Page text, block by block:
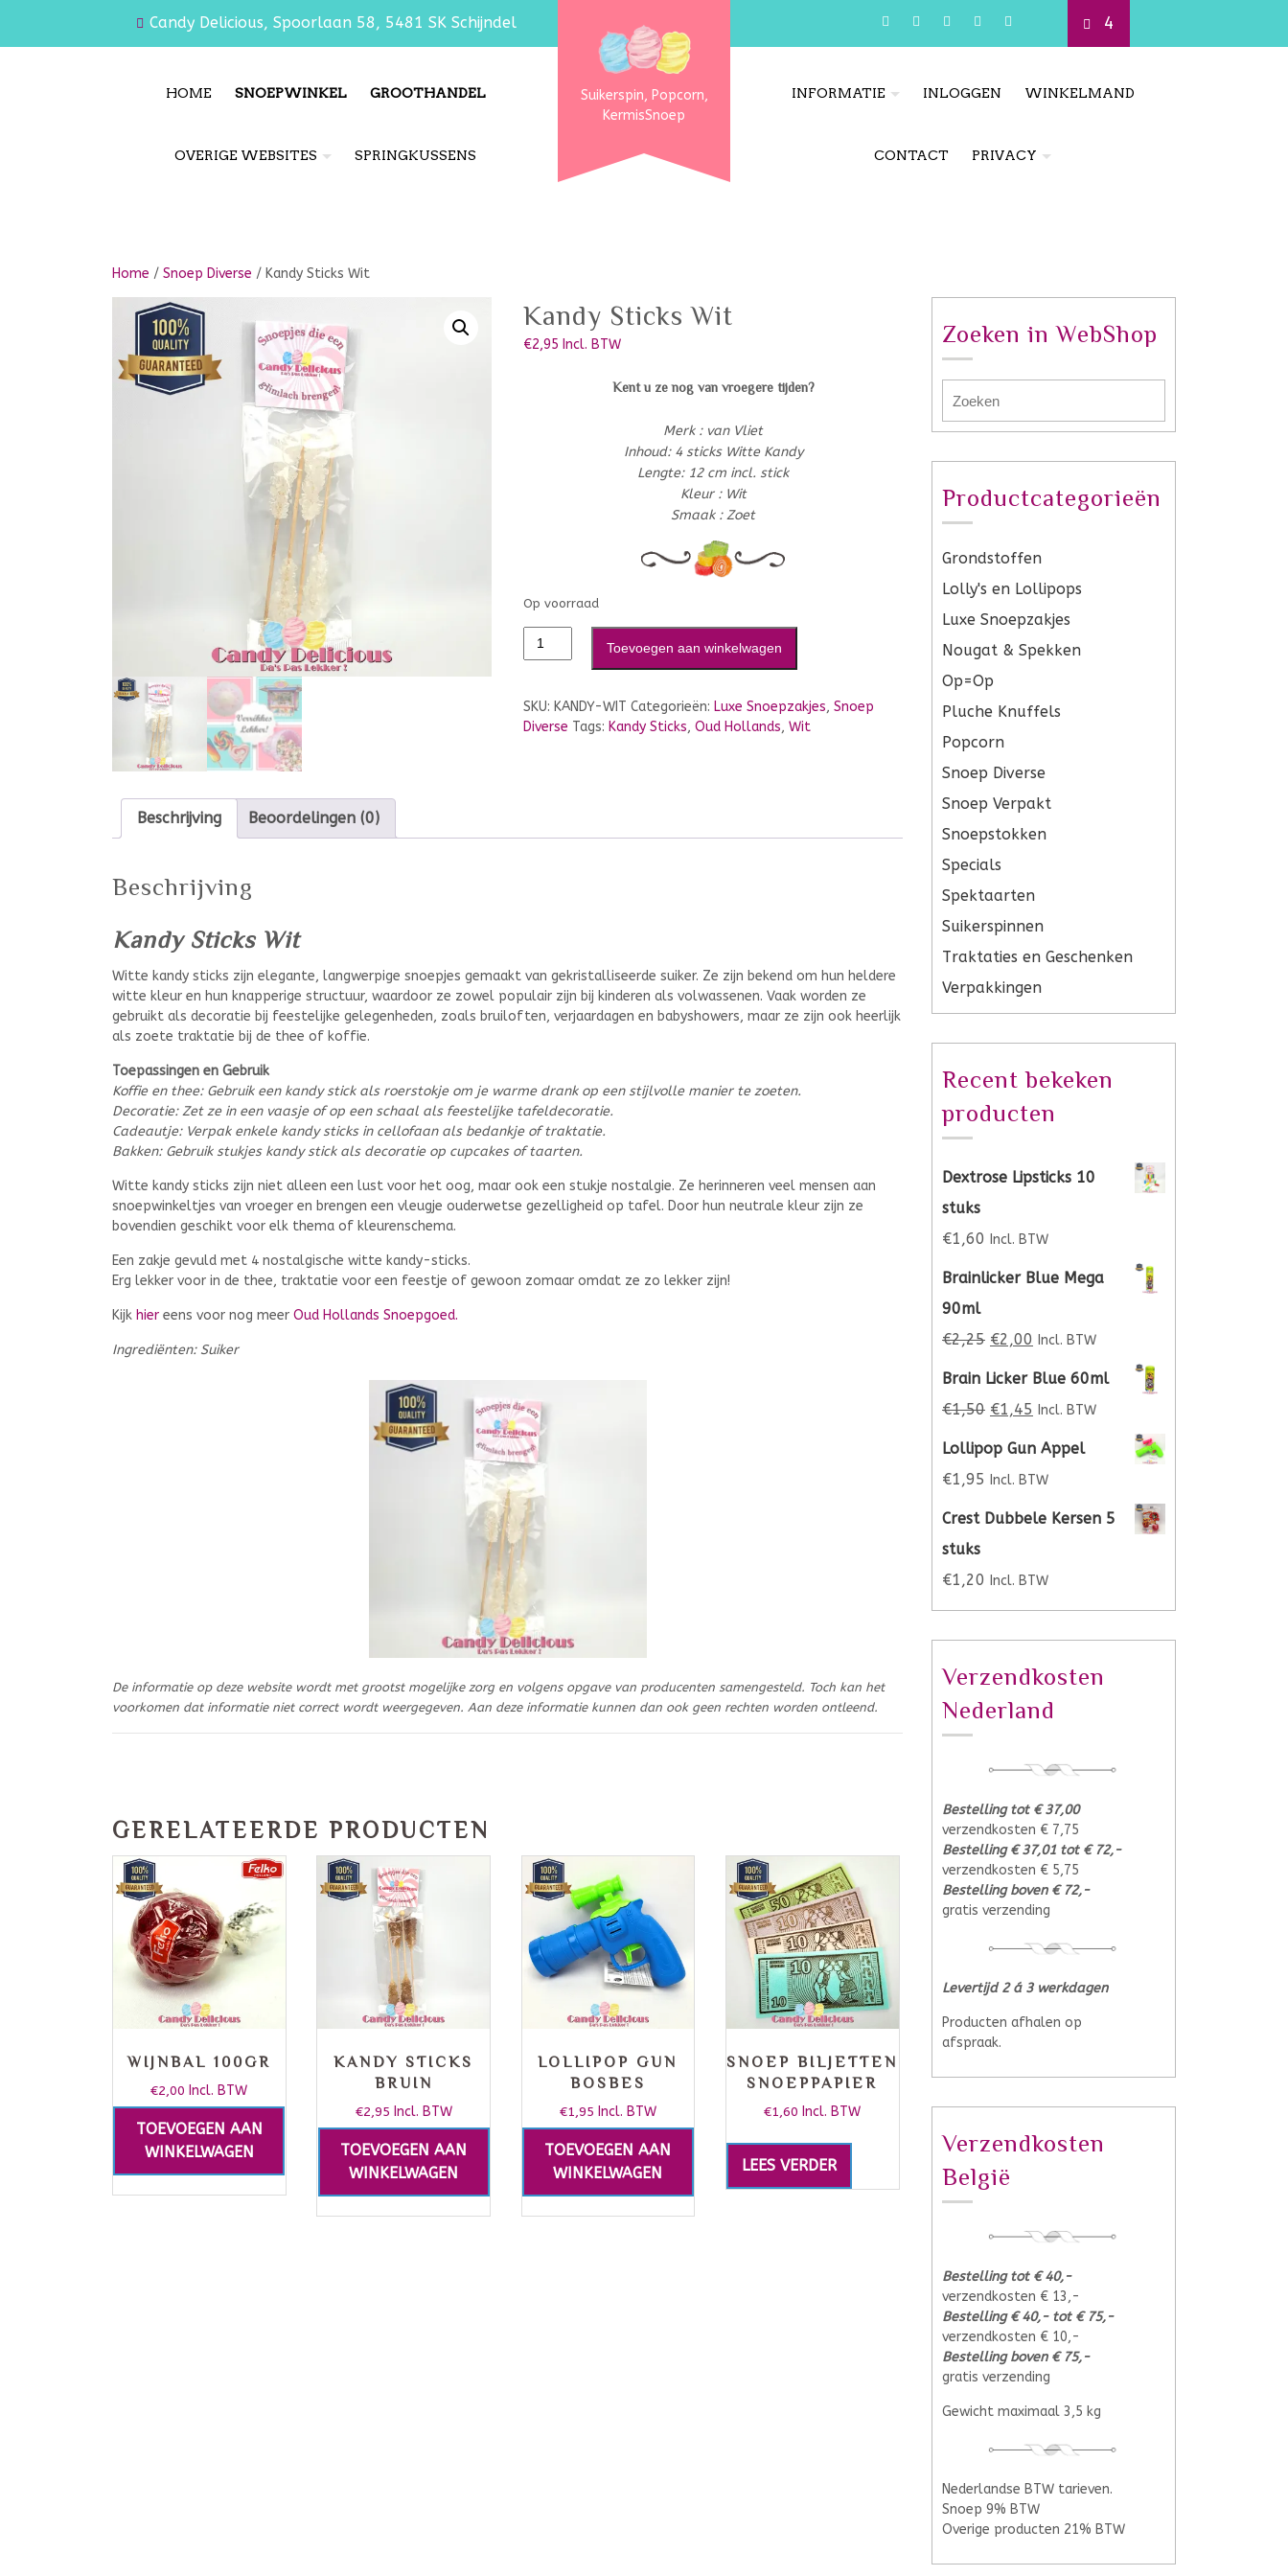
Candy Delicious, Spoorlaan 58, 5481 SK Schijndel 4
HOME SNOEPWINKEL GROOTHANDEL
OVERIGE WEBSITES SPRINGKUSSENS
Suikerspin, Popcorn,
KermisSnoep
INFORMATIE INLOGGEN WINKELMAND
CONTACT PRIVACY
Home / Snoep Diverse / Kandy Sticks Wit
Kandy Sticks Wit
€2,95 Incl. BTW
Kent u ze nog van vroegere tijden?
Merk : van Vliet
Inhoud: 4 sticks Witte Kandy
Lengte: 12 cm incl. stick
Kleur : Wit
Smaak : Zoet
Op voorraad
Toevoegen aan winkelwagen
SKU: KANDY-WIT Categorieën: Luxe Snoepzakjes, Snoep
Diverse Tags: Kandy Sticks, Oud Hollands, Wit
Beschrijving Beoordelingen (0)
Beschrijving
Kandy Sticks Wit
Witte kandy sticks zijn elegante, langwerpige snoepjes gemaakt van gekristalliseerde suiker. Ze zijn bekend om hun heldere
witte kleur en hun knapperige structuur, waardoor ze zowel populair zijn bij kinderen als volwassenen. Vaak worden ze
gebruikt als decoratie bij feestelijke gelegenheden, zoals bruiloften, verjaardagen en babyshowers, maar ze zijn ook heerlijk
als zoete traktatie bij de thee of koffie.
Toepassingen en Gebruik
Koffie en thee: Gebruik een kandy stick als roerstokje om je warme drank op een stijlvolle manier te zoeten.
Decoratie: Zet ze in een vaasje of op een schaal als feestelijke tafeldecoratie.
Cadeautje: Verpak enkele kandy sticks in cellofaan als bedankje of traktatie.
Bakken: Gebruik stukjes kandy stick als decoratie op cupcakes of taarten.
Witte kandy sticks zijn niet alleen een lust voor het oog, maar ook een stukje nostalgie. Ze herinneren veel mensen aan
snoepwinkeltjes van vroeger en brengen een vleugje ouderwetse gezelligheid op tafel. Door hun neutrale kleur zijn ze
bovendien geschikt voor elk thema of kleurenschema.
Een zakje gevuld met 4 nostalgische witte kandy-sticks.
Erg lekker voor in de thee, traktatie voor een feestje of gewoon zomaar omdat ze zo lekker zijn!
Kijk hier eens voor nog meer Oud Hollands Snoepgoed.
Ingrediënten: Suiker
De informatie op deze website wordt met grootst mogelijke zorg en volgens opgave van producenten samengesteld. Toch kan het
voorkomen dat informatie niet correct wordt weergegeven. Aan deze informatie kunnen dan ook geen rechten worden ontleend.
GERELATEERDE PRODUCTEN
WIJNBAL 100GR
€2,00 Incl. BTW
TOEVOEGEN AAN
WINKELWAGEN
KANDY STICKS
BRUIN
€2,95 Incl. BTW
TOEVOEGEN AAN
WINKELWAGEN
LOLLIPOP GUN
BOSBES
€1,95 Incl. BTW
TOEVOEGEN AAN
WINKELWAGEN
SNOEP BILJETTEN
SNOEPPAPIER
€1,60 Incl. BTW
LEES VERDER
Zoeken in WebShop
Productcategorieën
Grondstoffen
Lolly's en Lollipops
Luxe Snoepzakjes
Nougat & Spekken
Op=Op
Pluche Knuffels
Popcorn
Snoep Diverse
Snoep Verpakt
Snoepstokken
Specials
Spektaarten
Suikerspinnen
Traktaties en Geschenken
Verpakkingen
Recent bekeken
producten
Dextrose Lipsticks 10
stuks
€1,60 Incl. BTW
Brainlicker Blue Mega
90ml
€2,25 €2,00 Incl. BTW
Brain Licker Blue 60ml
€1,50 €1,45 Incl. BTW
Lollipop Gun Appel
€1,95 Incl. BTW
Crest Dubbele Kersen 5
stuks
€1,20 Incl. BTW
Verzendkosten
Nederland
Bestelling tot € 37,00
verzendkosten € 7,75
Bestelling € 37,01 tot € 72,-
verzendkosten € 5,75
Bestelling boven € 72,-
gratis verzending
Levertijd 2 á 3 werkdagen
Producten afhalen op
afspraak.
Verzendkosten
België
Bestelling tot € 40,-
verzendkosten € 13,-
Bestelling € 40,- tot € 75,-
verzendkosten € 10,-
Bestelling boven € 75,-
gratis verzending
Gewicht maximaal 3,5 kg
Nederlandse BTW tarieven.
Snoep 9% BTW
Overige producten 21% BTW